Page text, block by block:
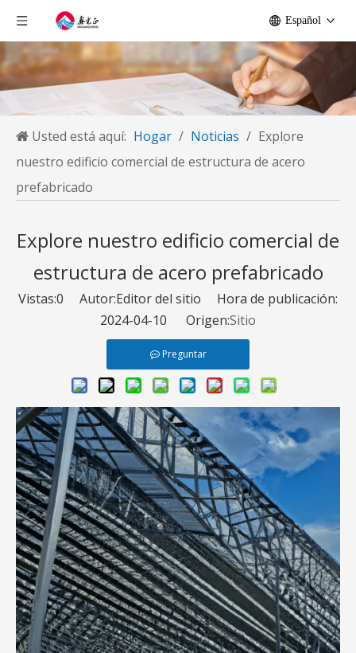
Español
Usted está aquí: Hogar / Noticias / Explore
nuestro edificio comercial de estructura de acero
prefabricado
Explore nuestro edificio comercial de
estructura de acero prefabricado
Vistas:0 Autor:Editor del sitio Hora de publicación:
2024-04-10 Origen:Sitio
Preguntar